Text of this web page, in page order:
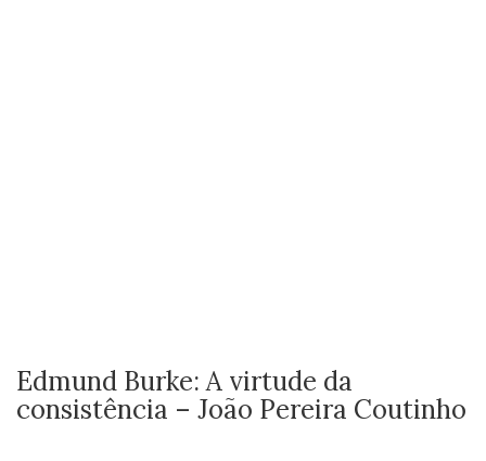
Edmund Burke: A virtude da
consistência – João Pereira Coutinho